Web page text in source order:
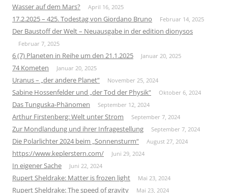
Wasser auf dem Mars? April 16, 2025
17.2.2025 – 425. Todestag von Giordano Bruno Februar 14, 2025
Der Baustoff der Welt – Neuausgabe in der edition dionysos
Februar 7, 2025
6 (7) Planeten in Reihe um den 21.1.2025 Januar 20, 2025
74 Kometen Januar 20, 2025
Uranus – „der andere Planet“ November 25, 2024
Sabine Hossenfelder und „der Tod der Physik“ Oktober 6, 2024
Das Tunguska-Phänomen September 12, 2024
Arthur Firstenberg: Welt unter Strom September 7, 2024
Zur Mondlandung und ihrer Infragestellung September 7, 2024
Die Polarlichter 2024 beim „Sonnensturm“ August 27, 2024
https://www.keplerstern.com/ Juni 29, 2024
In eigener Sache Juni 22, 2024
Rupert Sheldrake: Matter is frozen light Mai 23, 2024
Rupert Sheldrake: The speed of gravity Mai 23, 2024